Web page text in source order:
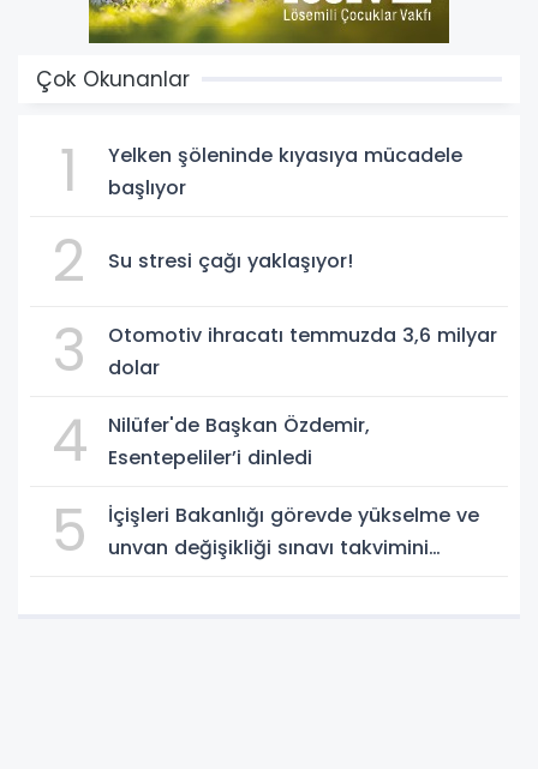
Çok Okunanlar
1
Yelken şöleninde kıyasıya mücadele
başlıyor
2 Su stresi çağı yaklaşıyor!
3
Otomotiv ihracatı temmuzda 3,6 milyar
dolar
4
Nilüfer'de Başkan Özdemir,
Esentepeliler’i dinledi
5
İçişleri Bakanlığı görevde yükselme ve
unvan değişikliği sınavı takvimini